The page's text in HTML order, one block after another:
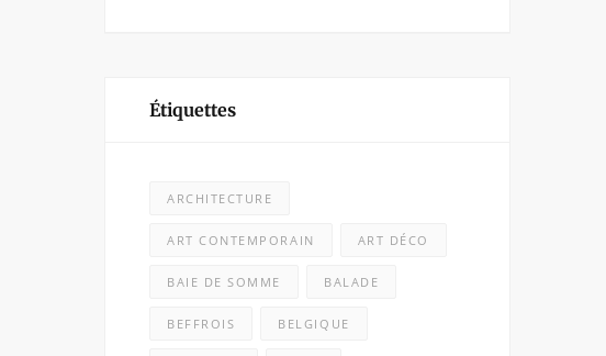
Étiquettes
ARCHITECTURE
ART CONTEMPORAIN ART DÉCO
BAIE DE SOMME BALADE
BEFFROIS BELGIQUE